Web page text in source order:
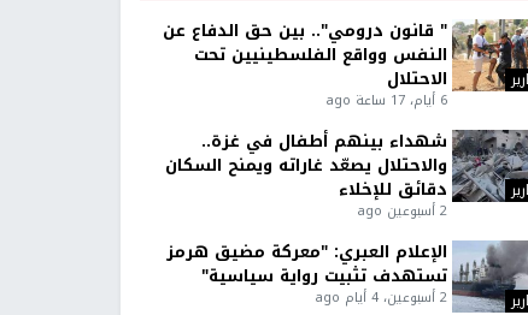
" قانون درومي".. بين حق الدفاع عن
النفس وواقع الفلسطينيين تحت
الاحتلال
6 أيام، 17 ساعة ago
شهداء بينهم أطفال في غزة..
والاحتلال يصعّد غاراته ويمنح السكان
دقائق للإخلاء
2 أسبوعين ago
الإعلام العبري: "معركة مضيق هرمز
تستهدف تثبيت رواية سياسية"
2 أسبوعين، 4 أيام ago